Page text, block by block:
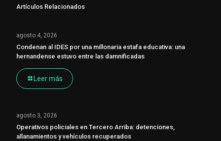
Artículos Relacionados
agosto 4, 2026
Condenan al IDES por una millonaria estafa educativa: una
hernandense estuvo entre las damnificadas
Leer más
agosto 3, 2026
Operativos policiales en Tercero Arriba: detenciones,
allanamientos y vehículos recuperados